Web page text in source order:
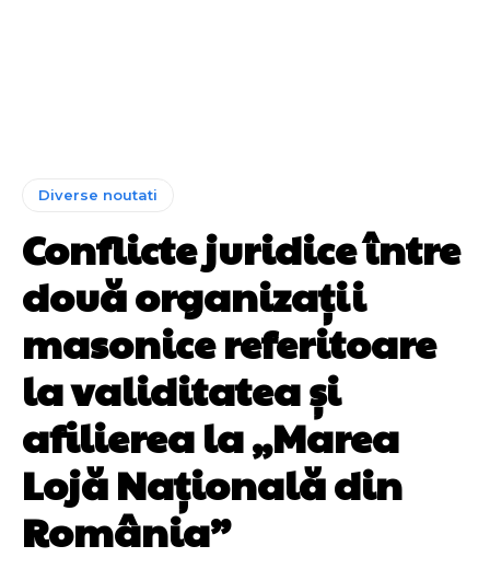
Diverse noutati
Conflicte juridice între
două organizații
masonice referitoare
la validitatea și
afilierea la „Marea
Lojă Națională din
România”